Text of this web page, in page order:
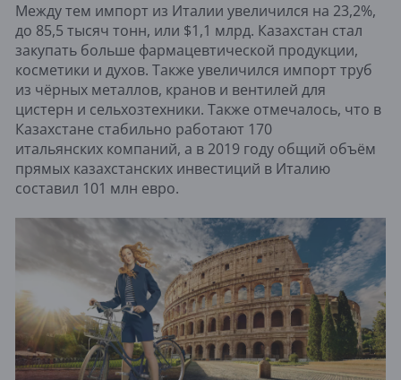
Между тем импорт из Италии увеличился на 23,2%,
до 85,5 тысяч тонн, или $1,1 млрд. Казахстан стал
закупать больше фармацевтической продукции,
косметики и духов. Также увеличился импорт труб
из чёрных металлов, кранов и вентилей для
цистерн и сельхозтехники. Также отмечалось, что в
Казахстане стабильно работают 170
итальянских компаний, а в 2019 году общий объём
прямых казахстанских инвестиций в Италию
составил 101 млн евро.